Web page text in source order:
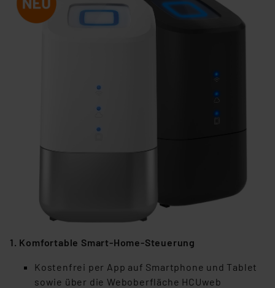
1. Komfortable Smart-Home-Steuerung
Kostenfrei per App auf Smartphone und Tablet
sowie über die Weboberfläche HCUweb